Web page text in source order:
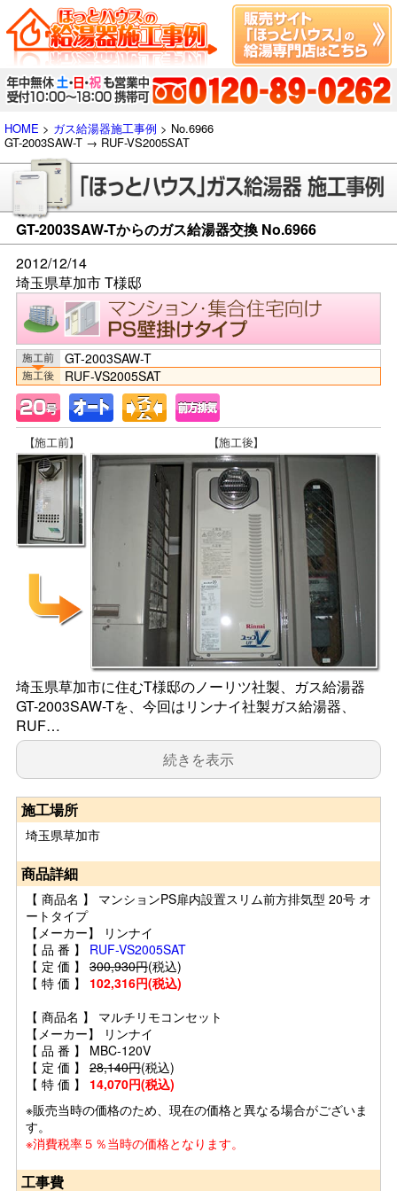
HOME > ガス給湯器施工事例 > No.6966
GT-2003SAW-T → RUF-VS2005SAT
GT-2003SAW-Tからのガス給湯器交換 No.6966
2012/12/14
埼玉県草加市 T様邸
GT-2003SAW-T
RUF-VS2005SAT
埼玉県草加市に住むT様邸のノーリツ社製、ガス給湯器
GT-2003SAW-Tを、今回はリンナイ社製ガス給湯器、
RUF…
続きを表示
施工場所
埼玉県草加市
商品詳細
【 商品名 】 マンションPS扉内設置スリム前方排気型 20号 オ
ートタイプ
【メーカー】 リンナイ
【 品 番 】 RUF-VS2005SAT
【 定 価 】 300,930円(税込)
【 特 価 】 102,316円(税込)
【 商品名 】 マルチリモコンセット
【メーカー】 リンナイ
【 品 番 】 MBC-120V
【 定 価 】 28,140円(税込)
【 特 価 】 14,070円(税込)
※販売当時の価格のため、現在の価格と異なる場合がございま
す。
※消費税率５％当時の価格となります。
工事費